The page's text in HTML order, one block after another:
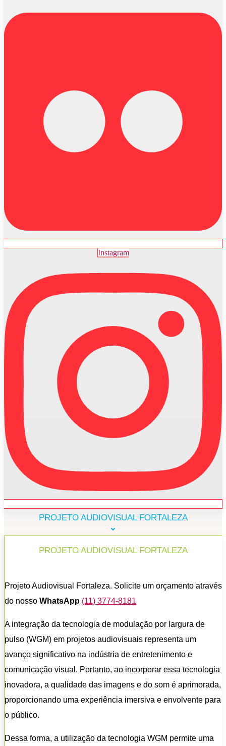
Instagram
PROJETO AUDIOVISUAL FORTALEZA
PROJETO AUDIOVISUAL FORTALEZA
Projeto Audiovisual Fortaleza. Solicite um orçamento através
do nosso WhatsApp (11) 3774-8181
A integração da tecnologia de modulação por largura de
pulso (WGM) em projetos audiovisuais representa um
avanço significativo na indústria de entretenimento e
comunicação visual. Portanto, ao incorporar essa tecnologia
inovadora, a qualidade das imagens e do som é aprimorada,
proporcionando uma experiência imersiva e envolvente para
o público.
Dessa forma, a utilização da tecnologia WGM permite uma